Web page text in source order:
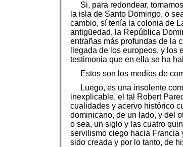
Si, para redondear,
la isla de Santo Domingo, o
cambio, sí tenía la colonia de
antigüedad, la República
entrañas más profundas de la
llegada de los europeos, y
testimonia que en ella se ha
Estos son los medios de
Luego, es una insolente
inexplicable, el tal Robert
cualidades y acervo histórico
dominicano, de un lado, y del
o sea, un siglo y las cuatro
servilismo ciego hacia Francia
sido creada y por lo tanto, de